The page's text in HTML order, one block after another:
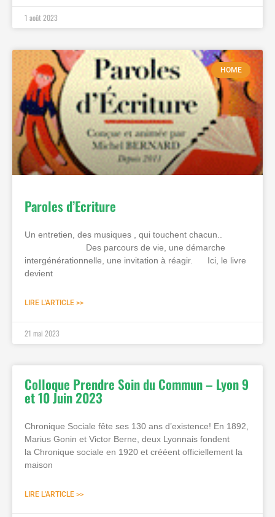
1 août 2023
HOME
Paroles d’Ecriture
Un entretien, des musiques , qui touchent chacun..
Des parcours de vie, une démarche
intergénérationnelle, une invitation à réagir. Ici, le livre
devient
LIRE L'ARTICLE >>
21 mai 2023
Colloque Prendre Soin du Commun – Lyon 9
et 10 Juin 2023
Chronique Sociale fête ses 130 ans d’existence! En 1892,
Marius Gonin et Victor Berne, deux Lyonnais fondent
la Chronique sociale en 1920 et crééent officiellement la
maison
LIRE L'ARTICLE >>